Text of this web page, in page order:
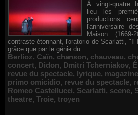
À vingt-quatre
lieu les
productions
l'anniversaire
Maison
contraste étonnant, l'oratorio de Scarlatti, "Il
grâce que par le génie du...
Berlioz, Caïn, chanson, chauveau,
concert, Didon, Dmitri Tcherniakov,
revue du spectacle, lyrique, magazine
primo omicidio, revue du spectacle,
Romeo Castellucci, Scarlatti, scene,
theatre, Troie, troyen